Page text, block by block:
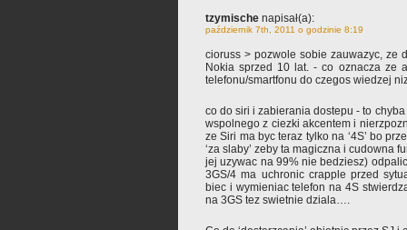
tzymische napisał(a):
październik 7th, 2011 o godzinie 8:19
cioruss > pozwole sobie zauwazyc, ze
Nokia sprzed 10 lat. - co oznacza ze
telefonu/smartfonu do czegos wiedzej
co do siri i zabierania dostepu - to
wspolnego z ciezki akcentem i
ze Siri ma byc teraz tylko na ‘4S’ bo
‘za slaby’ zeby ta magiczna i cudowna
jej uzywac na 99% nie bedziesz)
3GS/4 ma uchronic crapple przed
biec i wymieniac telefon na 4S
na 3GS tez swietnie dziala….